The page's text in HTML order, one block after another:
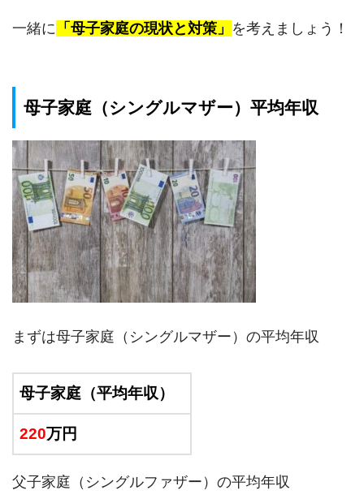
一緒に 「母子家庭の現状と対策」 を考えましょう！
母子家庭（シングルマザー）平均年収
まずは母子家庭（シングルマザー）の平均年収
母子家庭（平均年収）
220万円
父子家庭（シングルファザー）の平均年収